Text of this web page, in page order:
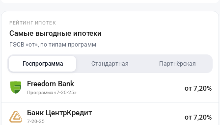
РЕЙТИНГ ИПОТЕК
Самые выгодные ипотеки
ГЭСВ «от», по типам программ
Госпрограмма Стандартная Партнёрская
Freedom Bank
Программа «7-20-25»
от 7,20%
Банк ЦентрКредит
7-20-25
от 7,20%